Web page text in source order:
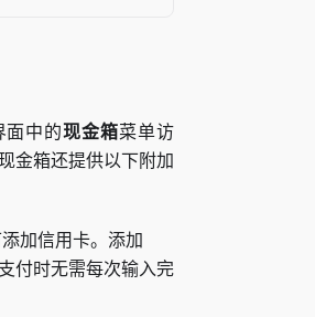
面中的现金箱菜单访
金箱还提供以下附加
加信用卡。添加
付时无需每次输入完